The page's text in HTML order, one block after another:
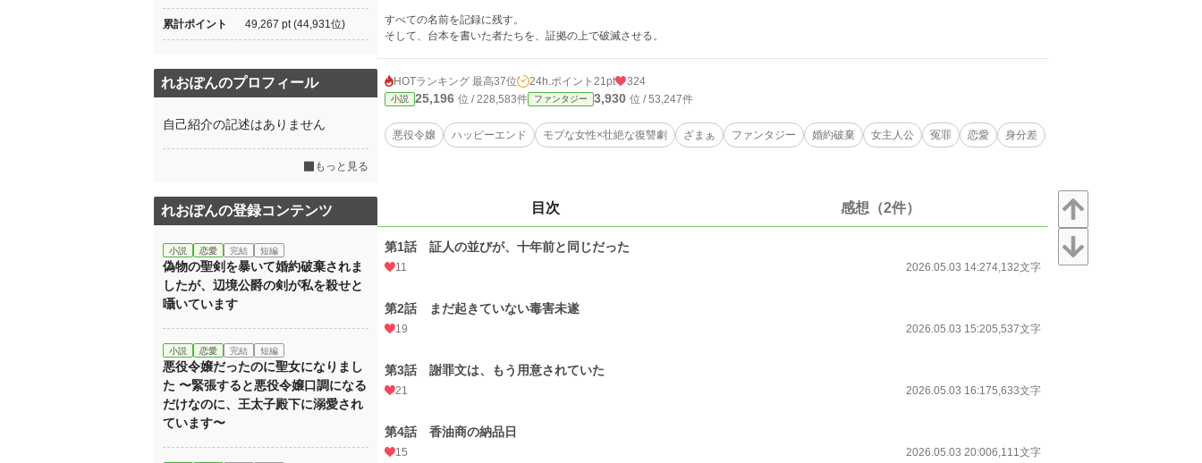
すべての名前を記録に残す。
そして、台本を書いた者たちを、証拠の上で破滅させる。
HOTランキング 最高37位 24h.ポイント 21pt 324
小説 25,196 位 / 228,583件 ファンタジー 3,930 位 / 53,247件
悪役令嬢 ハッピーエンド モブな女性×壮絶な復讐劇 ざまぁ ファンタジー 婚約破棄 女主人公 冤罪 恋愛 身分差
目次 感想（2件）
第1話 証人の並びが、十年前と同じだった
11 2026.05.03 14:274,132文字
第2話 まだ起きていない毒害未遂
19 2026.05.03 15:205,537文字
第3話 謝罪文は、もう用意されていた
21 2026.05.03 16:175,633文字
第4話 香油商の納品日
15 2026.05.03 20:006,111文字
累計ポイント 49,267 pt (44,931位)
れおぽんのプロフィール
自己紹介の記述はありません
もっと見る
れおぽんの登録コンテンツ
小説 恋愛 完結 短編
偽物の聖剣を暴いて婚約破棄されま
したが、辺境公爵の剣が私を殺せと
囁いています
小説 恋愛 完結 短編
悪役令嬢だったのに聖女になりまし
た 〜緊張すると悪役令嬢口調になる
だけなのに、王太子殿下に溺愛され
ています〜